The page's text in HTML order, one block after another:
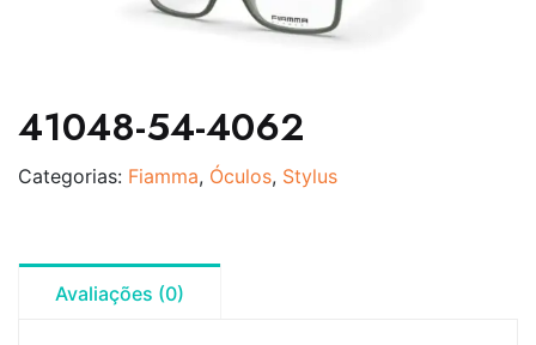
41048-54-4062
Categorias: Fiamma, Óculos, Stylus
Avaliações (0)